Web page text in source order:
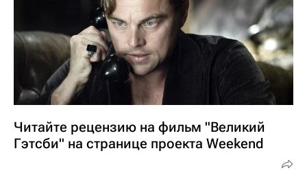
Читайте рецензию на фильм "Великий
Гэтсби" на странице проекта Weekend